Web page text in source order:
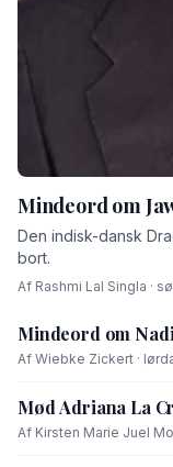
Mindeord om
Den indisk-dansk
bort.
Af Rashmi Lal Singla ·
Mindeord om
Af Wiebke Zickert ·
Mød Adriana La
Af Kirsten Marie Juel